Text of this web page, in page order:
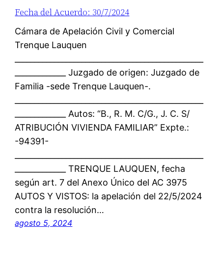
Fecha del Acuerdo: 30/7/2024
Cámara de Apelación Civil y Comercial
Trenque Lauquen
_____________ Juzgado de origen: Juzgado de
Familia -sede Trenque Lauquen-.
_____________ Autos: “B., R. M. C/G., J. C. S/
ATRIBUCIÓN VIVIENDA FAMILIAR” Expte.:
-94391-
_____________ TRENQUE LAUQUEN, fecha
según art. 7 del Anexo Único del AC 3975
AUTOS Y VISTOS: la apelación del 22/5/2024
contra la resolución…
agosto 5, 2024